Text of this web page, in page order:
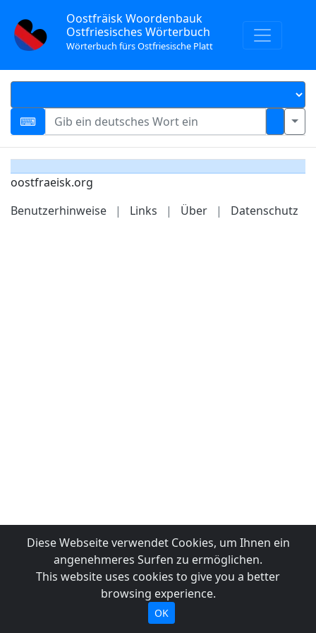
Oostfräisk Woordenbauk
Ostfriesisches Wörterbuch
Wörterbuch fürs Ostfriesische Platt
oostfraeisk.org
Benutzerhinweise
| Links | Über | Datenschutz
Diese Webseite verwendet Cookies, um Ihnen ein
angenehmeres Surfen zu ermöglichen.
This website uses cookies to give you a better
browsing experience.
OK